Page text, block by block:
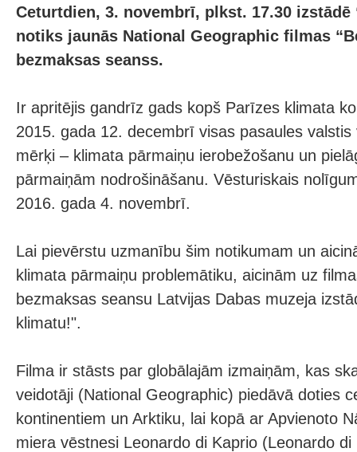
Ceturtdien, 3. novembrī, plkst. 17.30
notiks jaunās National Geographic filmas
bezmaksas seanss.
Ir apritējis gandrīz gads kopš Parīzes klimata
2015. gada 12. decembrī visas pasaules
mērķi – klimata pārmaiņu ierobežošanu un
pārmaiņām nodrošināšanu. Vēsturiskais
2016. gada 4. novembrī.
Lai pievērstu uzmanību šim notikumam un
klimata pārmaiņu problemātiku, aicinām uz
bezmaksas seansu Latvijas Dabas muzeja
klimatu!".
Filma ir stāsts par globālajām izmaiņām, kas
veidotāji (National Geographic) piedāvā doties
kontinentiem un Arktiku, lai kopā ar Apvienoto
miera vēstnesi Leonardo di Kaprio (Leonardo